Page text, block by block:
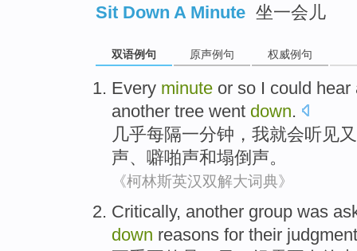
Sit Down A Minute 坐一会儿
双语例句 原声例句 权威例句
Every minute or so I could hear
another tree went down.
几乎每隔一分钟 ， 我就会听见
声、 噼啪声和塌倒声。
《柯林斯英汉双解大词典》
Critically, another group was
down reasons for their judgment